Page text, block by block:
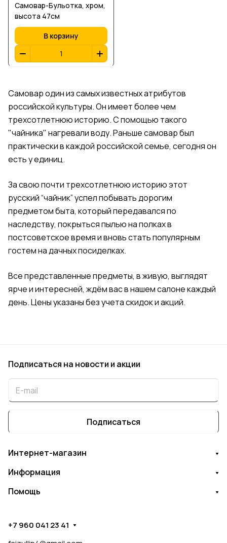
Самовар-Бульотка, хром,
высота 47см
В корзину
Самовар один из самых известных атрибутов
российской культуры. Он имеет более чем
трехсотлетнюю историю. С помощью такого
"чайника" нагревали воду. Раньше самовар был
практически в каждой российской семье, сегодня он
есть у единиц.
За свою почти трехсотлетнюю историю этот
русский “чайник” успел побывать дорогим
предметом быта, который передавался по
наследству, покрыться пылью на полках в
постсоветское время и вновь стать популярным
гостем на дачных посиделках.
Все представленные предметы, в живую, выглядят
ярче и интересней, ждём вас в нашем салоне каждый
день. Цены указаны без учета скидок и акций.
Подписаться на новости и акции
Подписаться
Интернет-магазин
Информация
Помощь
+7 960 041 23 41